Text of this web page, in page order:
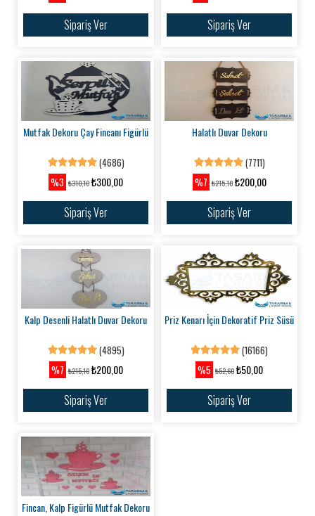
Sipariş Ver Sipariş Ver
Mutfak Dekoru Çay Fincanı Figürlü
(4686)
%3 ₺310,10 ₺300,00
Sipariş Ver
Halatlı Duvar Dekoru
(7711)
%7 ₺215,10₺200,00
Sipariş Ver
Kalp Desenli Halatlı Duvar Dekoru
(4895)
%7 ₺215,10₺200,00
Sipariş Ver
Priz Kenarı İçin Dekoratif Priz Süsü
(16166)
%5 ₺52,60 ₺50,00
Sipariş Ver
Fincan, Kalp Figürlü Mutfak Dekoru